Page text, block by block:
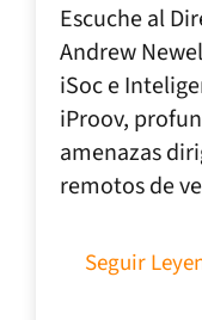
Escuche al
Andrew
iSoc e
iProov,
amenazas
remotos de
Seguir